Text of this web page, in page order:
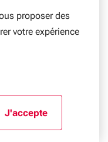
proposer des
votre expérience
J'accepte
l'utilisation de
haut
au début du contenu